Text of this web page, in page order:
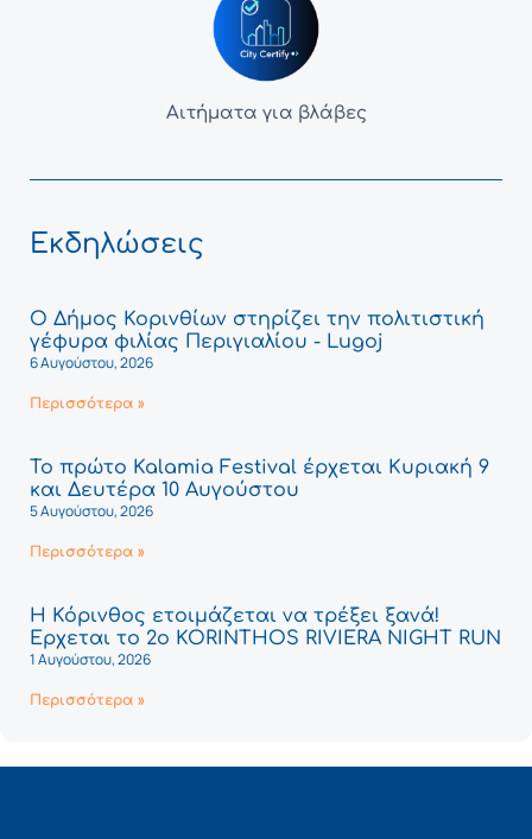
Αιτήματα για βλάβες
Εκδηλώσεις
Ο Δήμος Κορινθίων στηρίζει την πολιτιστική
γέφυρα φιλίας Περιγιαλίου - Lugoj
6 Αυγούστου, 2026
Περισσότερα »
Το πρώτο Kalamia Festival έρχεται Κυριακή 9
και Δευτέρα 10 Αυγούστου
5 Αυγούστου, 2026
Περισσότερα »
Η Κόρινθος ετοιμάζεται να τρέξει ξανά!
Έρχεται το 2ο KORINTHOS RIVIERA NIGHT RUN
1 Αυγούστου, 2026
Περισσότερα »